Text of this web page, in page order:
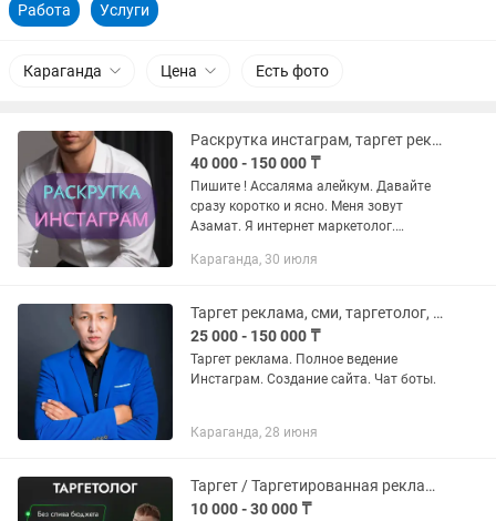
Работа Услуги
Караганда Цена Есть фото
Раскрутка инстаграм, таргет реклама, смм, таргетолог, сайт, дизайн
40 000 - 150 000 ₸
Пишите ! Ассаляма алейкум. Давайте
сразу коротко и ясно. Меня зовут
Азамат. Я интернет маркетолог.
результат - честно и качественно -
Караганда, 30 июля
Таргет реклама, сми, таргетолог, обучение
25 000 - 150 000 ₸
Таргет реклама. Полное ведение
Инстаграм. Создание сайта. Чат боты.
Караганда, 28 июня
Таргет / Таргетированная реклама / Продвижение в FB и INSTA
10 000 - 30 000 ₸